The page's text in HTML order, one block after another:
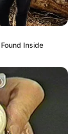
Inside